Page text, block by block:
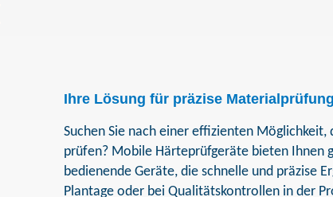
Ihre Lösung für präzise
Suchen Sie nach einer effizienten
prüfen? Mobile Härteprüfgeräte bieten Ihnen
bedienende Geräte, die schnelle und präzise
Plantage oder bei Qualitätskontrollen in der